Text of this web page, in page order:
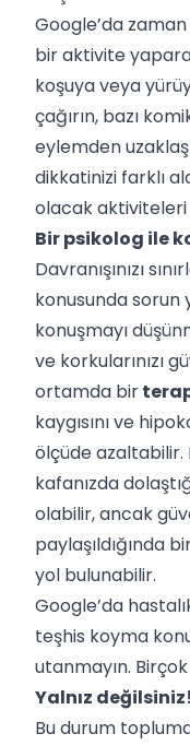
Google’da
bir aktivite
koşuya veya
çağırın, bazı
eylemden
dikkatinizi farklı
olacak aktiviteleri
Bir psikolog ile
Davranışınızı
konusunda sorun
konuşmayı
ve korkularınızı
ortamda bir
kaygısını ve
ölçüde azaltabilir.
kafanızda
olabilir, ancak
paylaşıldığında
yol bulunabilir.
Google’da
teşhis koyma
utanmayın.
Yalnız değilsiniz!
Bu durum